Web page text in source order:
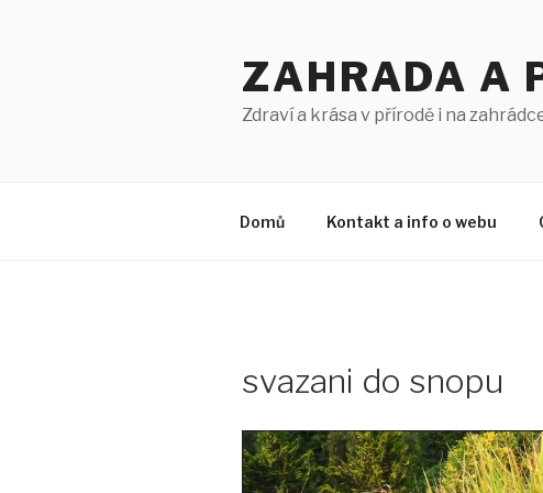
ZAHRADA A
Zdraví a krása v přírodě i na
Domů Kontakt a info o webu
svazani do snopu